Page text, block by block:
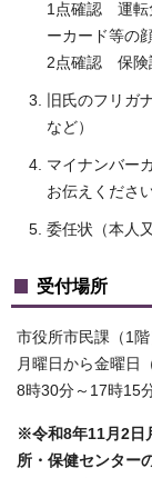
1点確認 運転
ーカード等の
2点確認 保険
旧氏のフリガ
など）
マイナンバー
お伝えくださ
委任状（本人
受付場所
市役所市民課（1
月曜日から金曜日
8時30分～17時15
※令和8年11月2日
所・保健センター